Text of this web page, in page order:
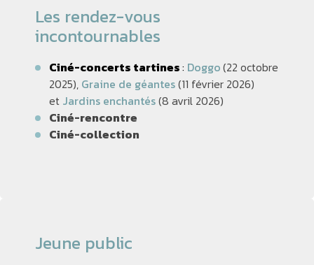
Les rendez-vous
incontournables
Ciné-concerts tartines: Doggo(22 octobre
2025), Graine de géantes(11 février 2026)
et Jardins enchantés(8 avril 2026)
Ciné-rencontre
Ciné-collection
Jeune public